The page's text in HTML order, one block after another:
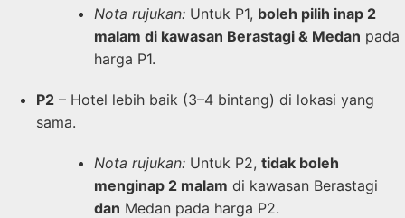
Nota rujukan: Untuk P1, boleh pilih inap 2
malam di kawasan Berastagi & Medan pada
harga P1.
P2 – Hotel lebih baik (3–4 bintang) di lokasi yang
sama.
Nota rujukan: Untuk P2, tidak boleh
menginap 2 malam di kawasan Berastagi
dan Medan pada harga P2.